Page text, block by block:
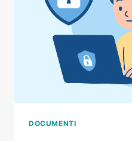
DOCUMENTI